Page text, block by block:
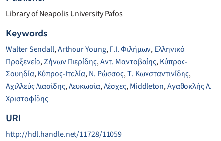
Library of Neapolis University Pafos
Keywords
Walter Sendall,Arthour Young,Γ.Ι. Φιλήμων,Ελληνικό
Προξενείο,Ζήνων Πιερίδης,Αντ. Μαντοβαίης,Κύπρος-
Σουηδία,Κύπρος-Ιταλία,Ν. Ρώσσος,Τ. Κωνσταντινίδης,
Αχιλλεύς Λιασίδης,Λευκωσία,Λέσχες,Middleton,Αγαθοκλής Λ.
Χριστοφίδης
URI
http://hdl.handle.net/11728/11059